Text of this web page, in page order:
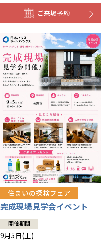
ご来場予約
住まいの探検フェア
完成現場見学会イベント
開催期間
9月5日(土)